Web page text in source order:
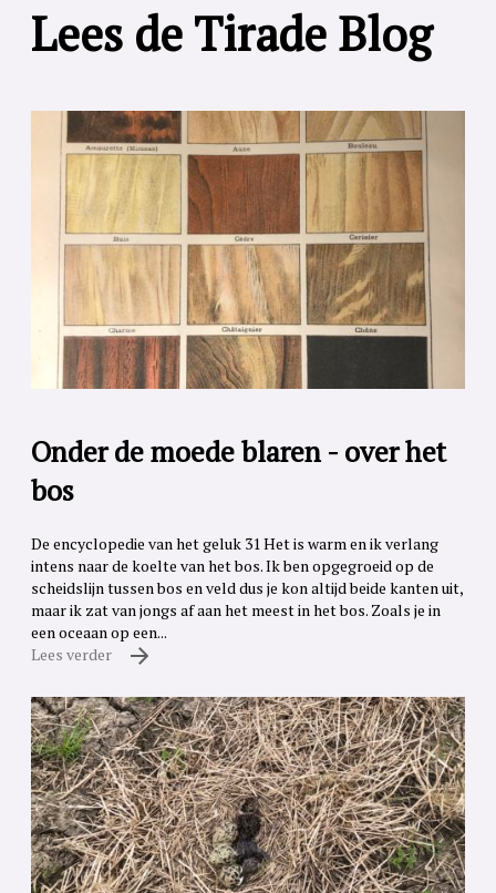
Lees de Tirade Blog
Onder de moede blaren - over het
bos
De encyclopedie van het geluk 31 Het is warm en ik verlang
intens naar de koelte van het bos. Ik ben opgegroeid op de
scheidslijn tussen bos en veld dus je kon altijd beide kanten uit,
maar ik zat van jongs af aan het meest in het bos. Zoals je in
een oceaan op een...
Lees verder